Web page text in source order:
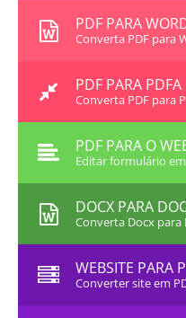
PDF PARA
Converta PDF para
PDF PARA PDFA
Converta PDF para
PDF PARA O
Editar formulário
DOCX PARA
Converta Docx para
WEBSITE PARA
Converter site em